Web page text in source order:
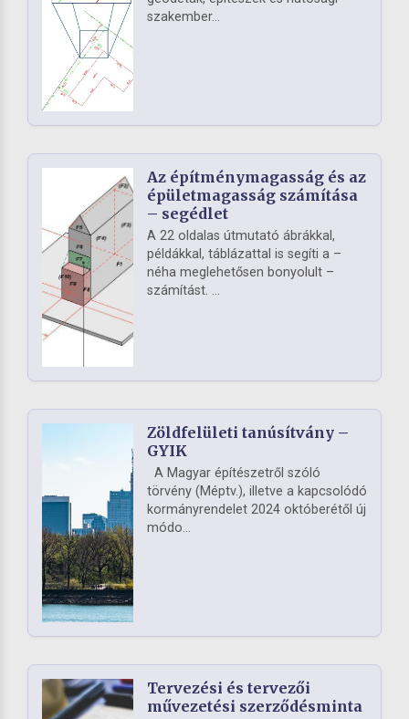
szakember...
Az építménymagasság és az
épületmagasság számítása
– segédlet
A 22 oldalas útmutató ábrákkal,
példákkal, táblázattal is segíti a –
néha meglehetősen bonyolult –
számítást. ...
Zöldfelületi tanúsítvány –
GYIK
A Magyar építészetről szóló
törvény (Méptv.), illetve a kapcsolódó
kormányrendelet 2024 októberétől új
módo...
Tervezési és tervezői
művezetési szerződésminta